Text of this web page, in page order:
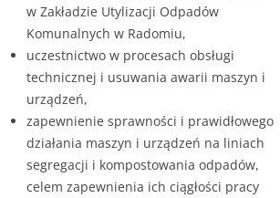
w Zakładzie Utylizacji Odpadów
Komunalnych w Radomiu,
uczestnictwo w procesach obsługi
technicznej i usuwania awarii maszyn i
urządzeń,
zapewnienie sprawności i prawidłowego
działania maszyn i urządzeń na liniach
segregacji i kompostowania odpadów,
celem zapewnienia ich ciągłości pracy